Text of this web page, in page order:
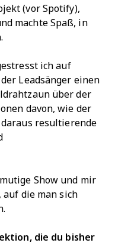
(vor Spotify),
machte Spaß, in
ich auf
Leadsänger einen
über der
davon, wie der
resultierende
Show und mir
auf die man sich
die du bisher